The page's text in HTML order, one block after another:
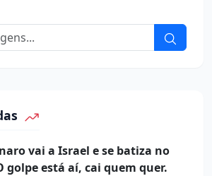
vai a Israel e se batiza no
golpe está aí, cai quem quer.